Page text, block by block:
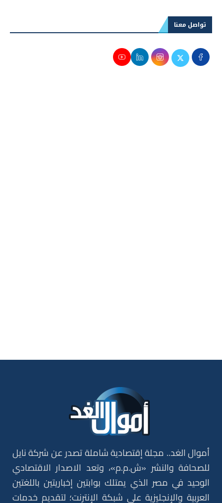
تواصل معنا
أموال الغد.. مجلة إقتصادية شاملة تصدر عن شركة نايل
للصحافة والنشر «ش.م.م»، وتعد الاصدار الاقتصادي
الوحيد في مصر الذي يمتلك بوابتين إخباريتين باللغتين
العربية والإنجليزية على شبكة الإنترنت؛ لتقديم خدمات